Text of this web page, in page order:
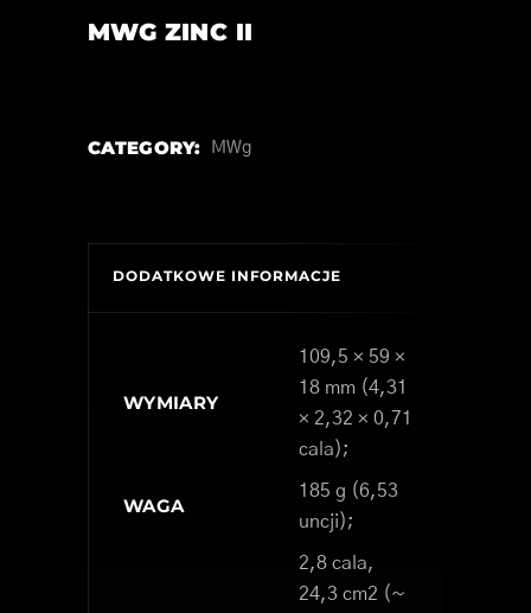
MWG ZINC II
CATEGORY: MWg
DODATKOWE INFORMACJE
WYMIARY
109,5 × 59 ×
18 mm (4,31
× 2,32 × 0,71
cala);
WAGA
185 g (6,53
uncji);
2,8 cala,
24,3 cm2 (~